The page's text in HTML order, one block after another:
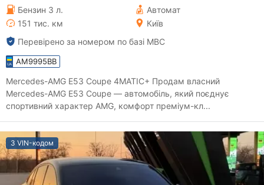
Бензин 3 л.
Автомат
151 тис. км
Київ
Перевірено за номером по базі МВС
AM9995BB
Mercedes-AMG E53 Coupe 4MATIC+ Продам власний
Mercedes-AMG E53 Coupe — автомобіль, який поєднує
спортивний характер AMG, комфорт преміум-кл...
З VIN-кодом